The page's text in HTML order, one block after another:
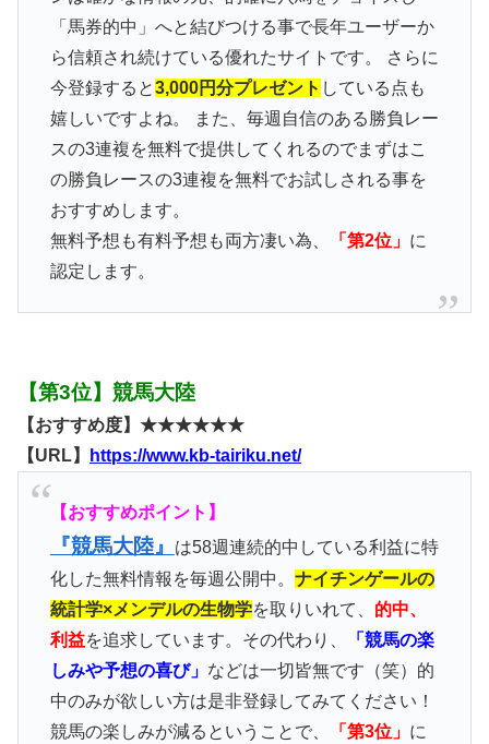
「馬券的中」へと結びつける事で長年ユーザーか
ら信頼され続けている優れたサイトです。 さらに
今登録すると3,000円分プレゼント している点も
嬉しいですよね。 また、毎週自信のある勝負レー
スの3連複を無料で提供してくれるのでまずはこ
の勝負レースの3連複を無料でお試しされる事を
おすすめします。
無料予想も有料予想も両方凄い為、
「第2位」 に
認定します。
【第3位】競馬大陸
【おすすめ度】★★★★★★
【URL】
https://www.kb-tairiku.net/
【おすすめポイント】
『競馬大陸』
は58週連続的中している利益に特
化した無料情報を毎週公開中。 ナイチンゲールの
統計学×メンデルの生物学を取りいれて、 的中、
利益を追求しています。その代わり、
「競馬の楽
しみや予想の喜び」 などは一切皆無です（笑）的
中のみが欲しい方は是非登録してみてください！
競馬の楽しみが減るということで、
「第3位」 に